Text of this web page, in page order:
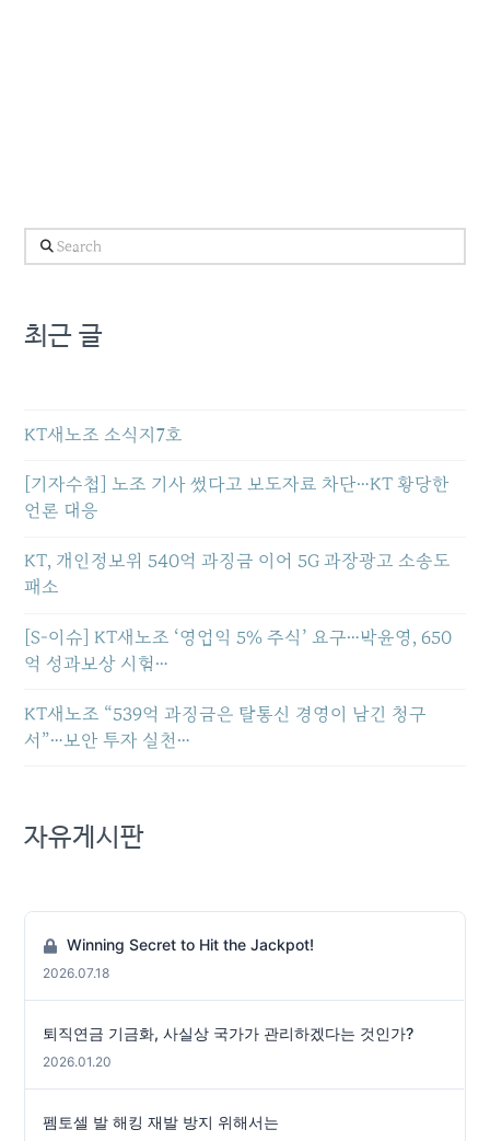
Search
최근 글
KT새노조 소식지7호
[기자수첩] 노조 기사 썼다고 보도자료 차단…KT 황당한
언론 대응
KT, 개인정보위 540억 과징금 이어 5G 과장광고 소송도
패소
[S-이슈] KT새노조 ‘영업익 5% 주식’ 요구…박윤영, 650
억 성과보상 시험…
KT새노조 “539억 과징금은 탈통신 경영이 남긴 청구
서”…보안 투자 실천…
자유게시판
Winning Secret to Hit the Jackpot!
2026.07.18
퇴직연금 기금화, 사실상 국가가 관리하겠다는 것인가?
2026.01.20
펨토셀 발 해킹 재발 방지 위해서는